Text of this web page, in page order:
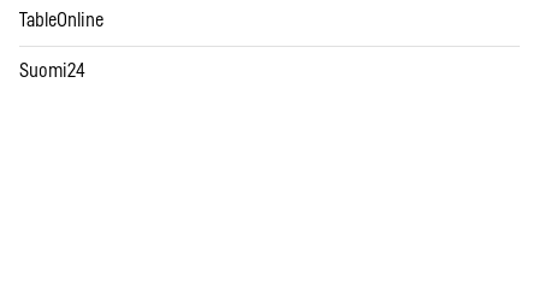
TableOnline
Suomi24